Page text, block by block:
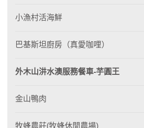
小漁村活海鮮
巴基斯坦廚房（真愛咖哩）
外木山汫水澳服務餐車-芋圓王
金山鴨肉
牧蜂農莊(牧蜂休閒農場)